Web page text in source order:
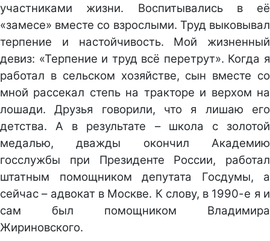
участниками жизни. Воспитывались в её
«замесе» вместе со взрослыми. Труд выковывал
терпение и настойчивость. Мой жизненный
девиз: «Терпение и труд всё перетрут». Когда я
работал в сельском хозяйстве, сын вместе со
мной рассекал степь на тракторе и верхом на
лошади. Друзья говорили, что я лишаю его
детства. А в результате – школа с золотой
медалью, дважды окончил Академию
госслужбы при Президенте России, работал
штатным помощником депутата Госдумы, а
сейчас – адвокат в Москве. К слову, в 1990-е я и
сам был помощником Владимира
Жириновского.